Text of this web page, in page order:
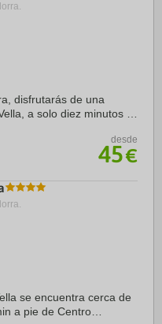
disfrutarás de una
a solo diez minutos a
desde
45€
se encuentra cerca de
a pie de Centro